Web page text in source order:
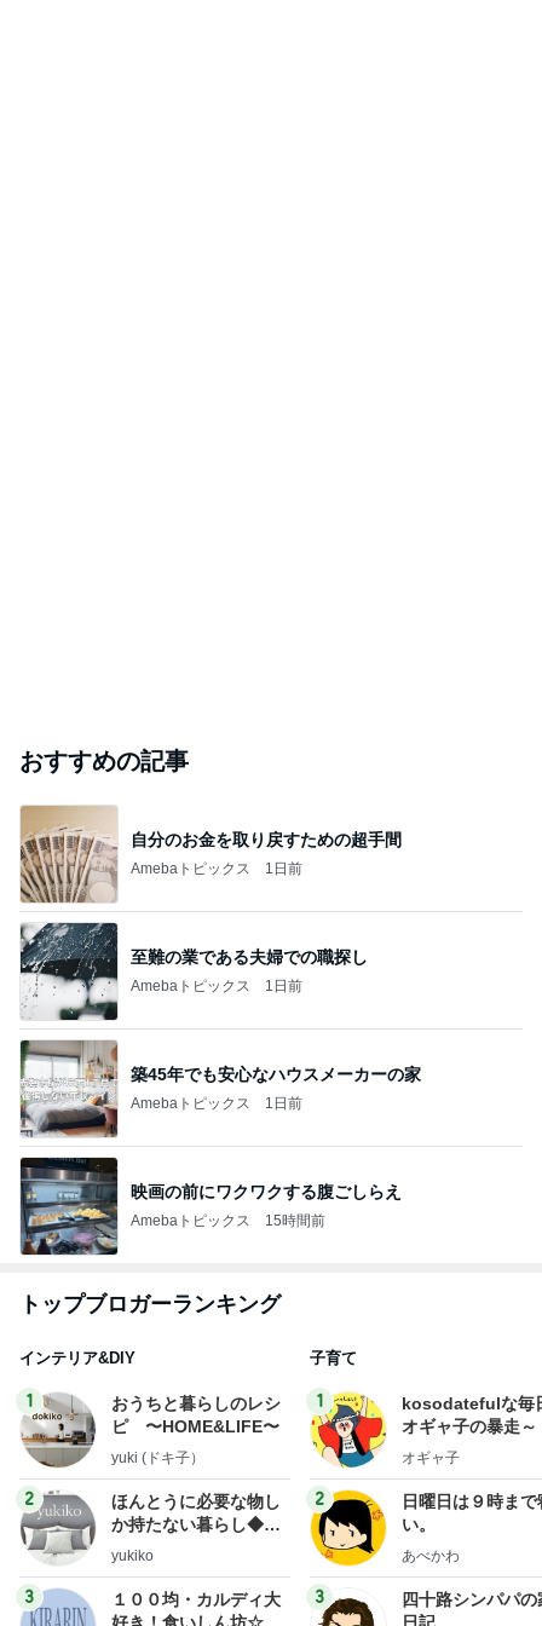
おすすめの記事
自分のお金を取り戻すための超手間
Amebaトピックス 1日前
至難の業である夫婦での職探し
Amebaトピックス 1日前
築45年でも安心なハウスメーカーの家
Amebaトピックス 1日前
映画の前にワクワクする腹ごしらえ
Amebaトピックス 15時間前
トップブロガーランキング
インテリア&DIY
1
おうちと暮らしのレシ
ピ 〜HOME&LIFE〜
yuki (ドキ子）
2
ほんとうに必要な物し
か持たない暮らし◆Ke
ep Life Simple◆〜イ
yukiko
3
１００均・カルディ大
子育て
1
kosodatefulな毎
オギャ子の暴走～
オギャ子
2
日曜日は９時まで
い。
あべかわ
3
四十路シンパパの